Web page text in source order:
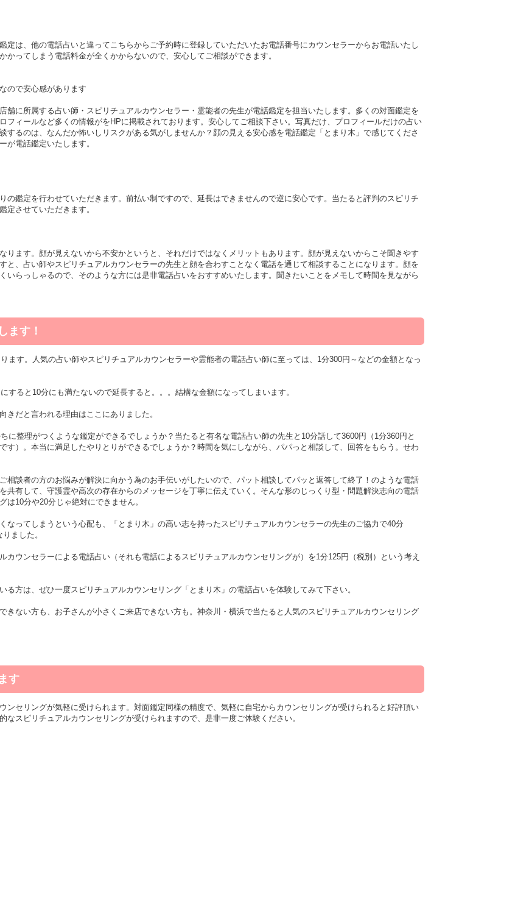
定は、他の電話占いと違ってこちらからご予約時に登録していただいたお電話番号にカウンセラーからお電話いたし
かってしまう電話料金が全くかからないので、安心してご相談ができます。
ので安心感があります
舗に所属する占い師・スピリチュアルカウンセラー・霊能者の先生が電話鑑定を担当いたします。多くの対面鑑定を
フィールなど多くの情報がをHPに掲載されております。安心してご相談下さい。写真だけ、プロフィールだけの占い
するのは、なんだか怖いしリスクがある気がしませんか？顔の見える安心感を電話鑑定「とまり木」で感じてくださ
が電話鑑定いたします。
の鑑定を行わせていただきます。前払い制ですので、延長はできませんので逆に安心です。当たると評判のスピリチ
定させていただきます。
ります。顔が見えないから不安かというと、それだけではなくメリットもあります。顔が見えないからこそ聞きやす
と、占い師やスピリチュアルカウンセラーの先生と顔を合わすことなく電話を通じて相談することになります。顔を
いらっしゃるので、そのような方には是非電話占いをおすすめいたします。聞きたいことをメモして時間を見ながら
ます！
ます。人気の占い師やスピリチュアルカウンセラーや霊能者の電話占い師に至っては、1分300円～などの金額となっ
すると10分にも満たないので延長すると。。。結構な金額になってしまいます。
だと言われる理由はここにありました。
に整理がつくような鑑定ができるでしょうか？当たると有名な電話占い師の先生と10分話して3600円（1分360円と
す）。本当に満足したやりとりができるでしょうか？時間を気にしながら、パパっと相談して、回答をもらう。せわ
相談者の方のお悩みが解決に向かう為のお手伝いがしたいので、パット相談してパッと返答して終了！のような電話
共有して、守護霊や高次の存在からのメッセージを丁寧に伝えていく。そんな形のじっくり型・問題解決志向の電話
10分や20分じゃ絶対にできません。
なってしまうという心配も、「とまり木」の高い志を持ったスピリチュアルカウンセラーの先生のご協力で40分
ました。
カウンセラーによる電話占い（それも電話によるスピリチュアルカウンセリングが）を1分125円（税別）という考え
る方は、ぜひ一度スピリチュアルカウンセリング「とまり木」の電話占いを体験してみて下さい。
きない方も、お子さんが小さくご来店できない方も。神奈川・横浜で当たると人気のスピリチュアルカウンセリング
す
ンセリングが気軽に受けられます。対面鑑定同様の精度で、気軽に自宅からカウンセリングが受けられると好評頂い
スピリチュアルカウンセリングが受けられますので、是非一度ご体験ください。